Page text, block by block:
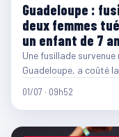
Guadeloupe :
deux femmes
un enfant de 7
Une fusillade
Guadeloupe, a coûté
01/07 · 09h52